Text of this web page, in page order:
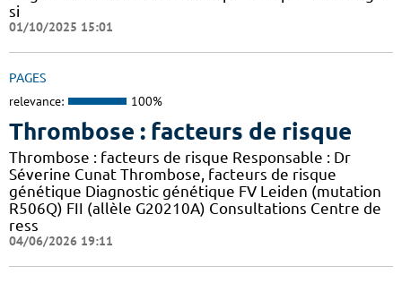
si
01/10/2025 15:01
PAGES
relevance: 100%
Thrombose : facteurs de risque
Thrombose : facteurs de risque Responsable : Dr
Séverine Cunat Thrombose, facteurs de risque
génétique Diagnostic génétique FV Leiden (mutation
R506Q) FII (allèle G20210A) Consultations Centre de
ress
04/06/2026 19:11